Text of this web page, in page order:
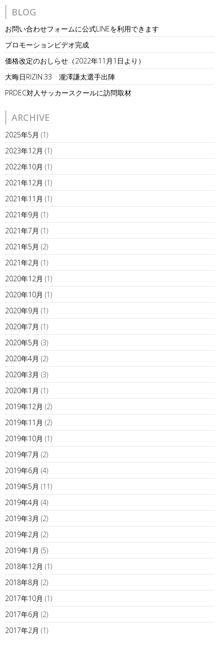
BLOG
お問い合わせフォームに公式LINEを利用できます
プロモーションビデオ完成
価格改定のおしらせ（2022年11月1日より）
大晦日RIZIN.33 瀧澤謙太選手出陣
PRDEC対人サッカースクールに訪問取材
ARCHIVE
2025年5月 (1)
2023年12月 (1)
2022年10月 (1)
2021年12月 (1)
2021年11月 (1)
2021年9月 (1)
2021年7月 (1)
2021年5月 (2)
2021年2月 (1)
2020年12月 (1)
2020年10月 (1)
2020年9月 (1)
2020年7月 (1)
2020年5月 (3)
2020年4月 (2)
2020年3月 (3)
2020年1月 (1)
2019年12月 (2)
2019年11月 (2)
2019年10月 (1)
2019年7月 (2)
2019年6月 (4)
2019年5月 (11)
2019年4月 (4)
2019年3月 (2)
2019年2月 (2)
2019年1月 (5)
2018年12月 (1)
2018年8月 (2)
2017年10月 (1)
2017年6月 (2)
2017年2月 (1)